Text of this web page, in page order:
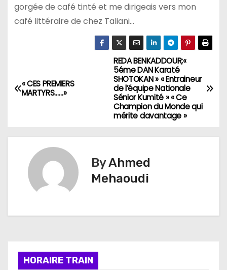
gorgée de café tinté et me dirigeais vers mon
café littéraire de chez Taliani…
a
i
REDA BENKADDOUR;«
5éme DAN Karaté
SHOTOKAN » « Entraineur
de l’équipe Nationale
Sénior Kumité » « Ce
Champion du Monde qui
mérite davantage »
« CES PREMIERS
MARTYRS……»
ByAhmed
Mehaoudi
HORAIRE TRAIN